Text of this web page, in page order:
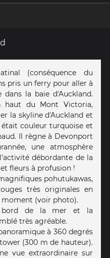
(conséquence du
pris un ferry pour aller à
la baie d'Auckland.
haut du Mont Victoria,
la skyline d'Auckland et
couleur turquoise et
Il règne à Devonport
une atmosphère
débordante de la
fleurs à profusion !
pohutukawas,
très originales en
moment (voir photo).
bord de la mer et la
très agréable.
à 360 degrés
(300 m de hauteur).
vue extraordinaire sur